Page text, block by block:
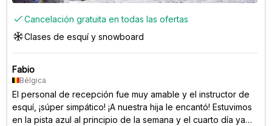
Cancelación gratuita en todas las ofertas
Clases de esquí y snowboard
Fabio
Bélgica
El personal de recepción fue muy amable y el instructor de
esquí, ¡súper simpático! ¡A nuestra hija le encantó! Estuvimos
en la pista azul al principio de la semana y el cuarto día ya